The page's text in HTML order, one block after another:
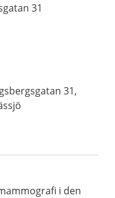
31
31,
i den